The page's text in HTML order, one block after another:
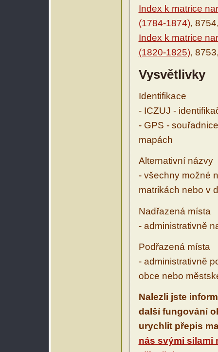
Index k matrice
(1784-1874),
Index k matrice
(1820-1825),
Vysvětlivky
Identifikace
- ICZUJ -
- GPS -
mapách
Alternativní názvy
- všechny možné
matrikách nebo v
Nadřazená místa
- administrativně
Podřazená místa
- administrativně
obce nebo
Nalezli jste
další fungování
urychlit přepis
nás svými silami